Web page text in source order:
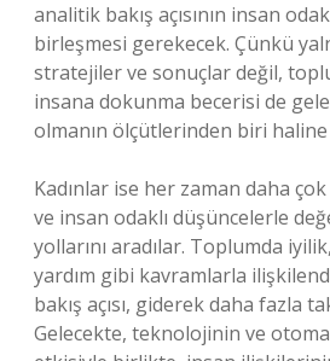
analitik bakış açısının insan
birleşmesi gerekecek. Çünkü
stratejiler ve sonuçlar değil,
insana dokunma becerisi de
olmanın ölçütlerinden biri haline
Kadınlar ise her zaman daha
ve insan odaklı düşüncelerle
yollarını aradılar. Toplumda
yardım gibi kavramlarla
bakış açısı, giderek daha fazla
Gelecekte, teknolojinin ve